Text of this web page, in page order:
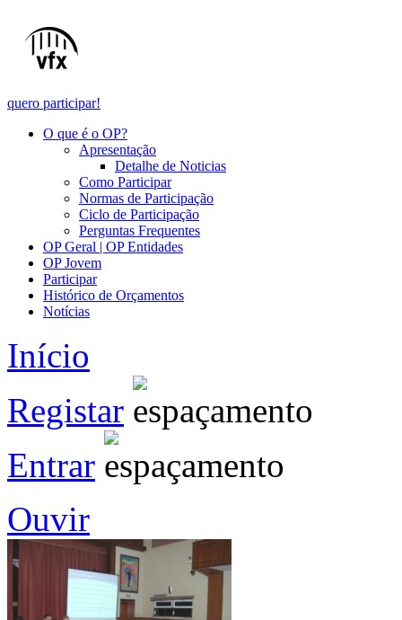
quero participar!
O que é o OP?
Apresentação
Detalhe de Noticias
Como Participar
Normas de Participação
Ciclo de Participação
Perguntas Frequentes
OP Geral | OP Entidades
OP Jovem
Participar
Histórico de Orçamentos
Notícias
Início
Registar
Entrar
Ouvir